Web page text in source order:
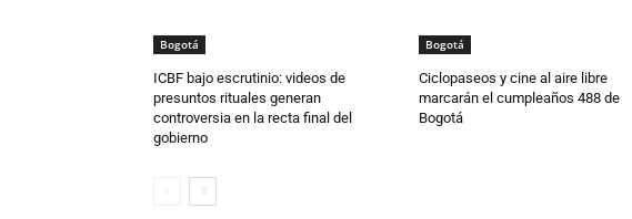
Bogotá
ICBF bajo escrutinio: videos de
presuntos rituales generan
controversia en la recta final del
gobierno
Bogotá
Ciclopaseos y cine al aire libre
marcarán el cumpleaños 488 de
Bogotá